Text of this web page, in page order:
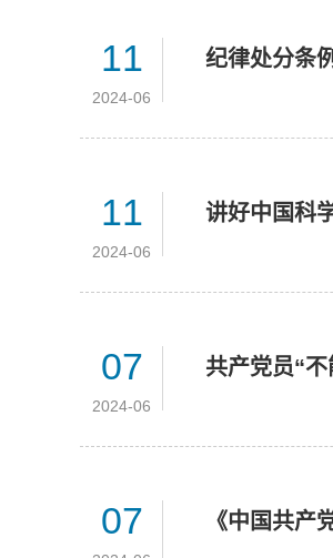
11
2024-06
纪律处分条
11
2024-06
讲好中国科
07
2024-06
共产党员“
07 《中国共产